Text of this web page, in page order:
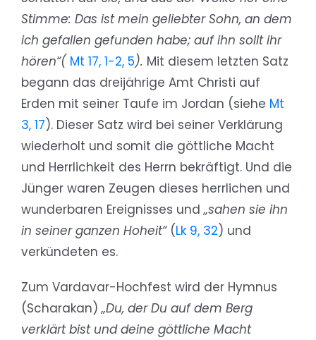
Stimme: Das ist mein geliebter Sohn, an dem
ich gefallen gefunden habe; auf ihn sollt ihr
hören“( Mt 17, 1-2, 5). Mit diesem letzten Satz
begann das dreijährige Amt Christi auf
Erden mit seiner Taufe im Jordan (siehe Mt
3, 17). Dieser Satz wird bei seiner Verklärung
wiederholt und somit die göttliche Macht
und Herrlichkeit des Herrn bekräftigt. Und die
Jünger waren Zeugen dieses herrlichen und
wunderbaren Ereignisses und„sahen sie ihn
in seiner ganzen Hoheit“ (Lk 9, 32) und
verkündeten es.
Zum Vardavar-Hochfest wird der Hymnus
(Scharakan)„Du, der Du auf dem Berg
verklärt bist und deine göttliche Macht